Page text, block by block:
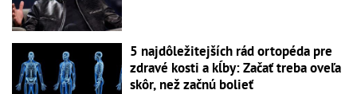
5 najdôležitejších rád ortopéda pre
zdravé kosti a kĺby: Začať treba oveľa
skôr, než začnú bolieť